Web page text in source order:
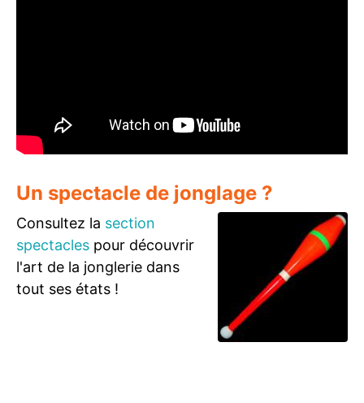
Un spectacle de jonglage ?
Consultez la section
spectacles pour découvrir
l'art de la jonglerie dans
tout ses états !